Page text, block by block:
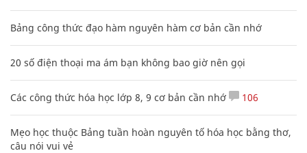
Bảng công thức đạo hàm nguyên hàm cơ bản cần nhớ
20 số điện thoại ma ám bạn không bao giờ nên gọi
Các công thức hóa học lớp 8, 9 cơ bản cần nhớ 106
Mẹo học thuộc Bảng tuần hoàn nguyên tố hóa học bằng thơ,
câu nói vui vẻ